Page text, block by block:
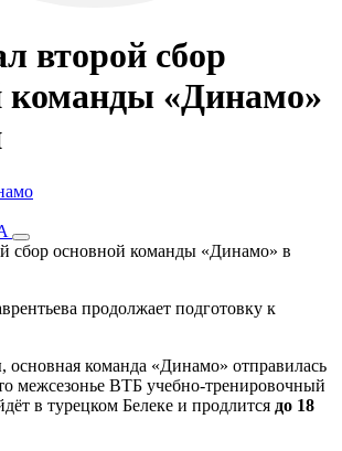
второй сбор
команды «Динамо»
продолжает подготовку к
, основная команда «Динамо» отправилась
межсезонье ВТБ учебно-тренировочный
в турецком Белеке и продлится до 18